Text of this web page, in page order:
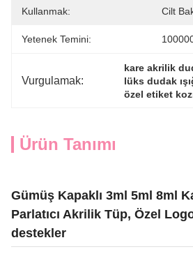
Kullanmak: Cilt
Yetenek Temini:
Vurgulamak:
kare akrilik
lüks dudak
özel etiket
Ürün Tanımı
Gümüş Kapaklı 3ml 5ml 8ml
Parlatıcı Akrilik Tüp, Özel Logo
destekler